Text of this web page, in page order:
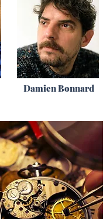
Damien Bonnard